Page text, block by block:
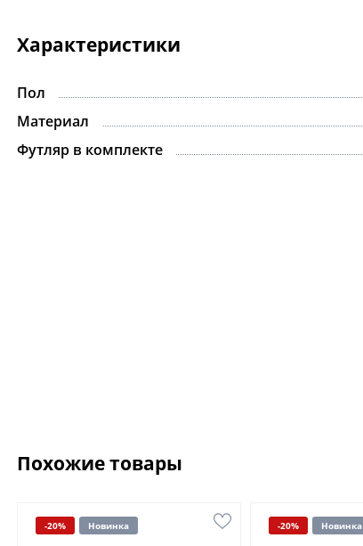
Характеристики
Пол
Материал
Футляр в комплекте
Похожие товары
-20% Новинка -20% Новинка